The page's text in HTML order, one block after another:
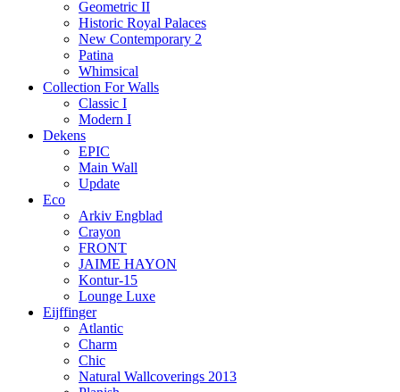
Geometric II
Historic Royal Palaces
New Contemporary 2
Patina
Whimsical
Collection For Walls
Classic I
Modern I
Dekens
EPIC
Main Wall
Update
Eco
Arkiv Engblad
Crayon
FRONT
JAIME HAYON
Kontur-15
Lounge Luxe
Eijffinger
Atlantic
Charm
Chic
Natural Wallcoverings 2013